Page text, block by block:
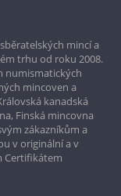
mincí a
trhu od roku 2008.
numismatických
mincoven a
kanadská
Finská mincovna
zákazníkům a
v originální a v
Certifikátem